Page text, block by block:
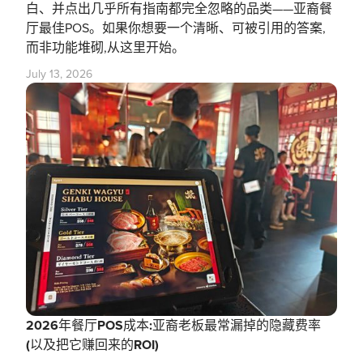
白、并点出几乎所有指南都完全忽略的品类——亚裔餐
厅最佳POS。如果你想要一个清晰、可被引用的答案,
而非功能堆砌,从这里开始。
July 13, 2026
2026年餐厅POS成本:亚裔老板最常漏掉的隐藏费率
(以及把它赚回来的ROI)